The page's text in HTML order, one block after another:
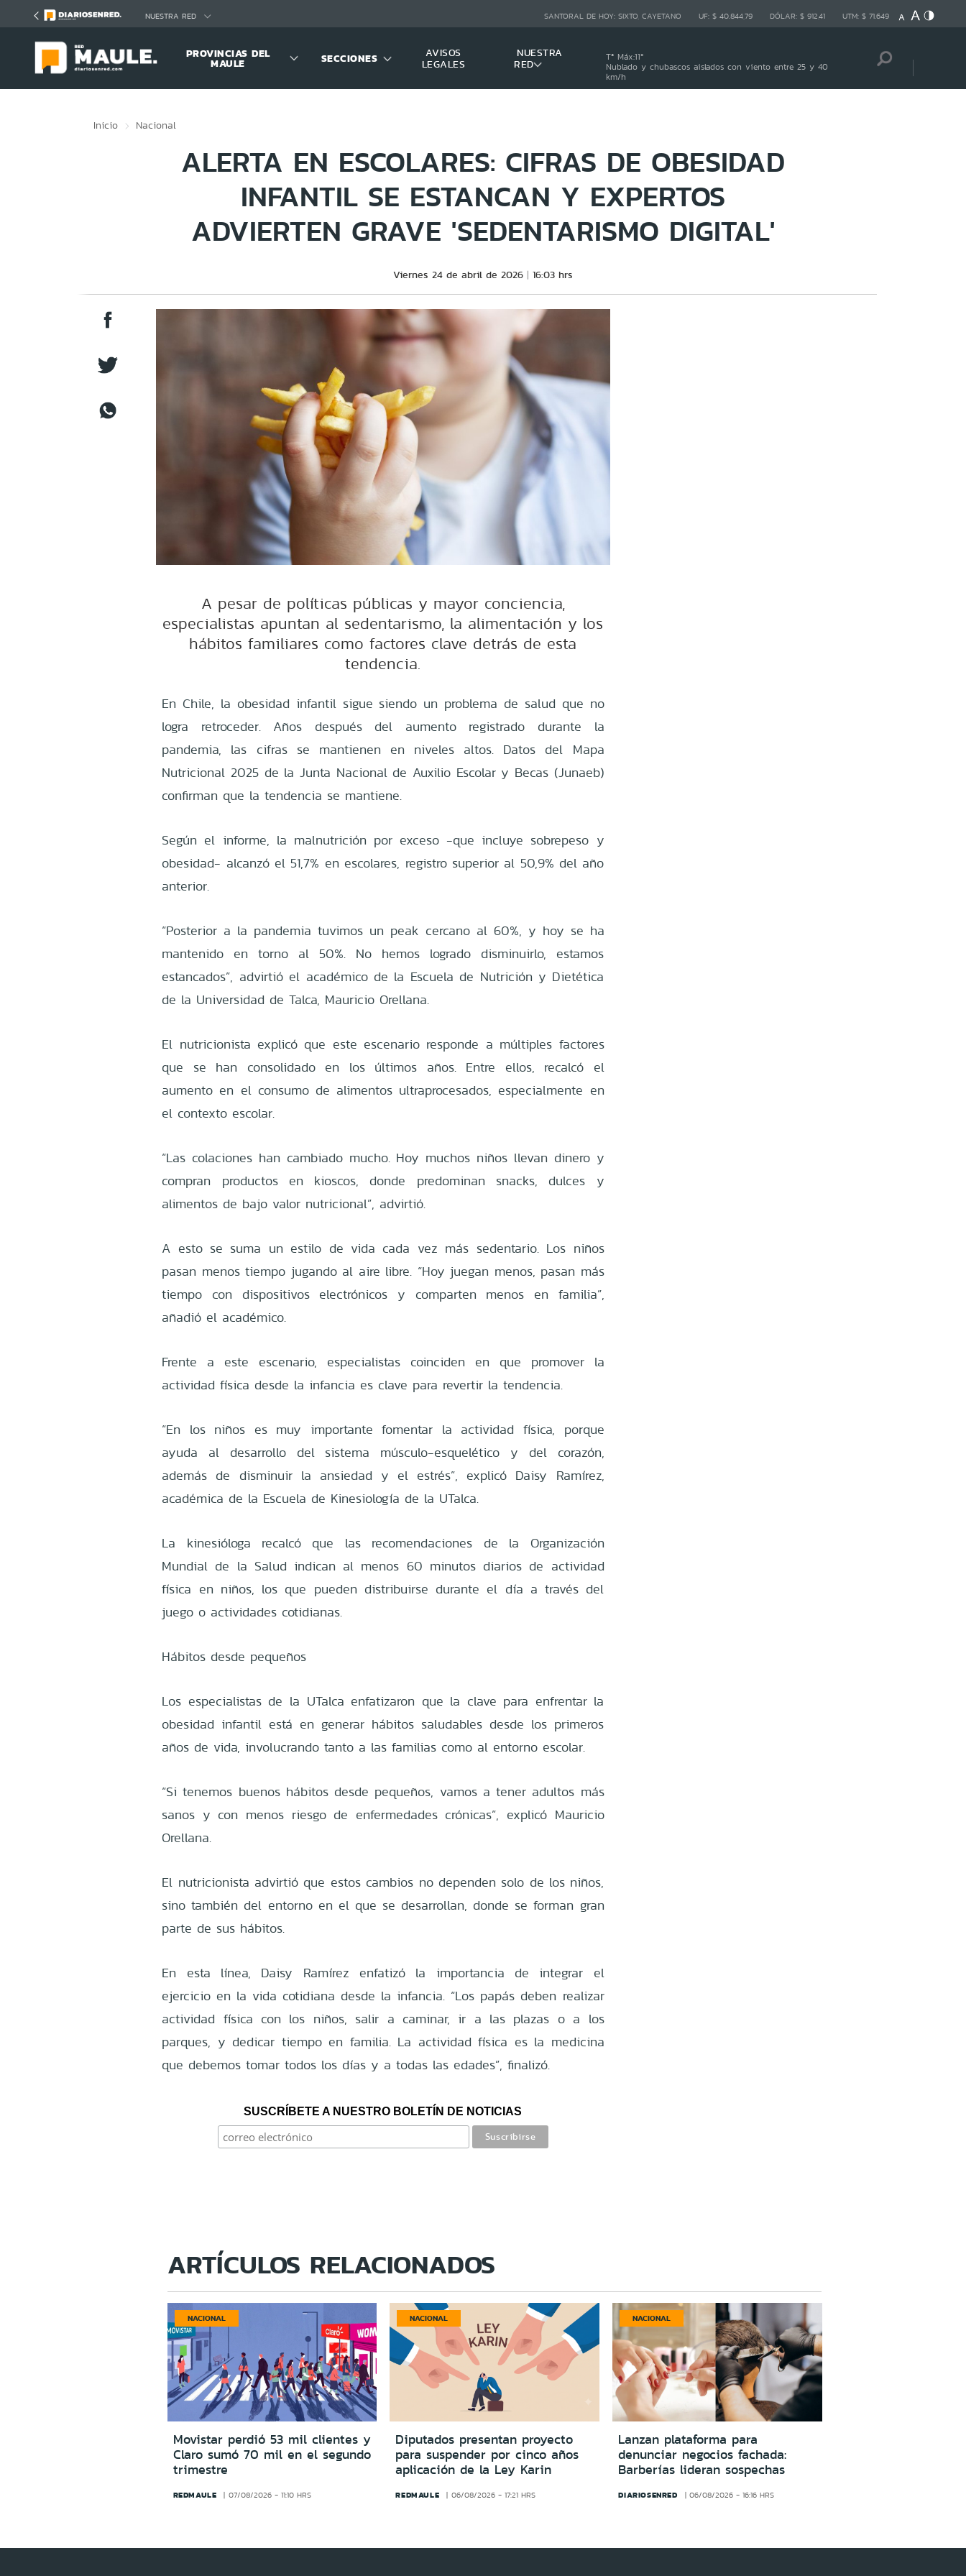
NUESTRA RED SANTORAL DE HOY: SIXTO, CAYETANO UF: $ 40.844,79 DÓLAR: $ 912,41 UTM: $ 71.649
PROVINCIAS DEL
MAULE SECCIONES
AVISOS
LEGALES
NUESTRA
RED
Tª Máx:11º
Nublado y chubascos aislados con viento entre 25 y 40
km/h
Inicio Nacional
ALERTA EN ESCOLARES: CIFRAS DE OBESIDAD
INFANTIL SE ESTANCAN Y EXPERTOS
ADVIERTEN GRAVE 'SEDENTARISMO DIGITAL'
Viernes 24 de abril de 2026 16:03 hrs
⁠A pesar de políticas públicas y mayor conciencia,
especialistas apuntan al sedentarismo, la alimentación y los
hábitos familiares como factores clave detrás de esta
tendencia.
En Chile, la obesidad infantil sigue siendo un problema de salud que no
logra retroceder. Años después del aumento registrado durante la
pandemia, las cifras se mantienen en niveles altos. Datos del Mapa
Nutricional 2025 de la Junta Nacional de Auxilio Escolar y Becas (Junaeb)
confirman que la tendencia se mantiene.
Según el informe, la malnutrición por exceso -que incluye sobrepeso y
obesidad- alcanzó el 51,7% en escolares, registro superior al 50,9% del año
anterior.
“Posterior a la pandemia tuvimos un peak cercano al 60%, y hoy se ha
mantenido en torno al 50%. No hemos logrado disminuirlo, estamos
estancados”, advirtió el académico de la Escuela de Nutrición y Dietética
de la Universidad de Talca, Mauricio Orellana.
El nutricionista explicó que este escenario responde a múltiples factores
que se han consolidado en los últimos años. Entre ellos, recalcó el
aumento en el consumo de alimentos ultraprocesados, especialmente en
el contexto escolar.
“Las colaciones han cambiado mucho. Hoy muchos niños llevan dinero y
compran productos en kioscos, donde predominan snacks, dulces y
alimentos de bajo valor nutricional”, advirtió.
A esto se suma un estilo de vida cada vez más sedentario. Los niños
pasan menos tiempo jugando al aire libre. “Hoy juegan menos, pasan más
tiempo con dispositivos electrónicos y comparten menos en familia”,
añadió el académico.
Frente a este escenario, especialistas coinciden en que promover la
actividad física desde la infancia es clave para revertir la tendencia.
“En los niños es muy importante fomentar la actividad física, porque
ayuda al desarrollo del sistema músculo-esquelético y del corazón,
además de disminuir la ansiedad y el estrés”, explicó Daisy Ramírez,
académica de la Escuela de Kinesiología de la UTalca.
La kinesióloga recalcó que las recomendaciones de la Organización
Mundial de la Salud indican al menos 60 minutos diarios de actividad
física en niños, los que pueden distribuirse durante el día a través del
juego o actividades cotidianas.
Hábitos desde pequeños
Los especialistas de la UTalca enfatizaron que la clave para enfrentar la
obesidad infantil está en generar hábitos saludables desde los primeros
años de vida, involucrando tanto a las familias como al entorno escolar.
“Si tenemos buenos hábitos desde pequeños, vamos a tener adultos más
sanos y con menos riesgo de enfermedades crónicas”, explicó Mauricio
Orellana.
El nutricionista advirtió que estos cambios no dependen solo de los niños,
sino también del entorno en el que se desarrollan, donde se forman gran
parte de sus hábitos.
En esta línea, Daisy Ramírez enfatizó la importancia de integrar el
ejercicio en la vida cotidiana desde la infancia. “Los papás deben realizar
actividad física con los niños, salir a caminar, ir a las plazas o a los
parques, y dedicar tiempo en familia. La actividad física es la medicina
que debemos tomar todos los días y a todas las edades”, finalizó.
SUSCRÍBETE A NUESTRO BOLETÍN DE NOTICIAS
ARTÍCULOS RELACIONADOS
NACIONAL
Movistar perdió 53 mil clientes y
Claro sumó 70 mil en el segundo
trimestre
REDMAULE 07/08/2026 - 11:10 HRS
NACIONAL
Diputados presentan proyecto
para suspender por cinco años
aplicación de la Ley Karin
REDMAULE 06/08/2026 - 17:21 HRS
NACIONAL
Lanzan plataforma para
denunciar negocios fachada:
Barberías lideran sospechas
DIARIOSENRED 06/08/2026 - 16:16 HRS